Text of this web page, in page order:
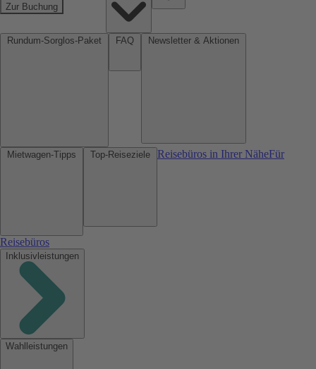
Zur Buchung
Reisebüros in Ihrer NäheFür
Reisebüros
Inklusivleistungen
Wahlleistungen